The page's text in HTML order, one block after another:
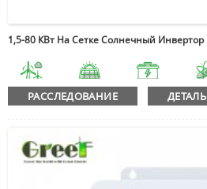
1,5-80 КВт На Сетке Солнечный Инвертор
РАССЛЕДОВАНИЕ ДЕТАЛЬ